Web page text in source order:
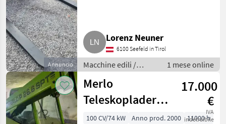
Annuncio
Lorenz Neuner
6100 Seefeld in Tirol
Macchine edili /
Caricatori telescopici
1 mese online
Merlo
Teleskoplader
P26.6 SPT
17.000
€
IVA
indetraibile
100 CV/74 kW Anno prod. 2000 11000 h